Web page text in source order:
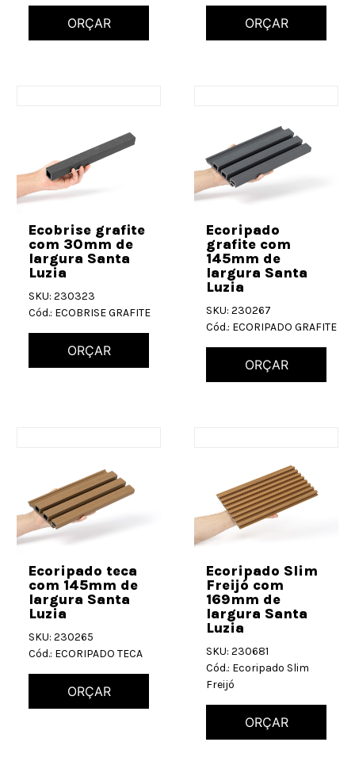
ORÇAR ORÇAR
Ecobrise grafite
com 30mm de
largura Santa
Luzia
SKU: 230323
Cód.: ECOBRISE GRAFITE
ORÇAR
Ecoripado
grafite com
145mm de
largura Santa
Luzia
SKU: 230267
Cód.: ECORIPADO GRAFITE
ORÇAR
Ecoripado teca
com 145mm de
largura Santa
Luzia
SKU: 230265
Cód.: ECORIPADO TECA
ORÇAR
Ecoripado Slim
Freijó com
169mm de
largura Santa
Luzia
SKU: 230681
Cód.: Ecoripado Slim
Freijó
ORÇAR